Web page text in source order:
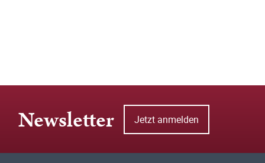
Newsletter Jetzt anmelden